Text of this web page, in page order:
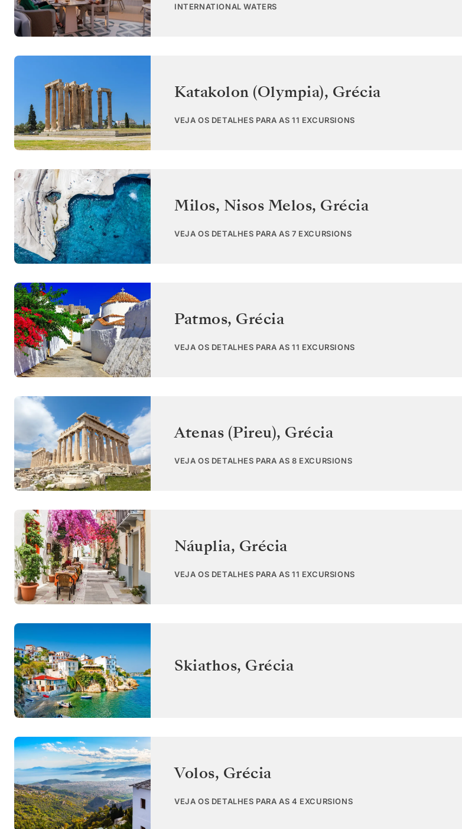
INTERNATIONAL WATERS
Katakolon (Olympia), Grécia
VEJA OS DETALHES PARA AS 11 EXCURSIONS
Milos, Nisos Melos, Grécia
VEJA OS DETALHES PARA AS 7 EXCURSIONS
Patmos, Grécia
VEJA OS DETALHES PARA AS 11 EXCURSIONS
Atenas (Pireu), Grécia
VEJA OS DETALHES PARA AS 8 EXCURSIONS
Náuplia, Grécia
VEJA OS DETALHES PARA AS 11 EXCURSIONS
Skiathos, Grécia
Volos, Grécia
VEJA OS DETALHES PARA AS 4 EXCURSIONS